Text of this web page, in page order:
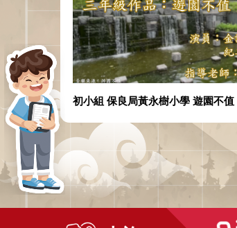
初小組 保良局黃永樹小學 遊園不值